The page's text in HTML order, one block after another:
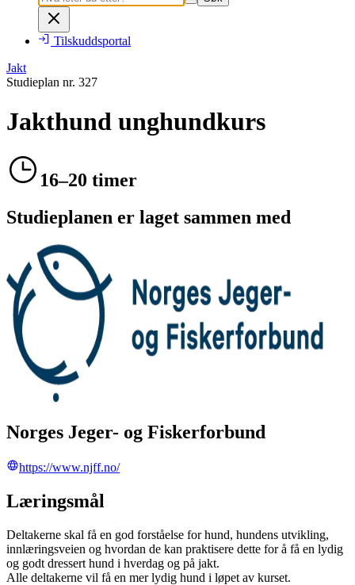
Tilskuddsportal
Jakt
Studieplan nr. 327
Jakthund unghundkurs
16–20 timer
Studieplanen er laget sammen med
Norges Jeger- og Fiskerforbund
https://www.njff.no/
Læringsmål
Deltakerne skal få en god forståelse for hund, hundens utvikling,
innlæringsveien og hvordan de kan praktisere dette for å få en lydig
og godt dressert hund i hverdag og på jakt.
Alle deltakerne vil få en mer lydig hund i løpet av kurset.